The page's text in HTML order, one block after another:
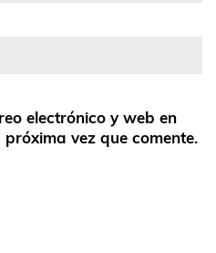
electrónico y web en
vez que comente.